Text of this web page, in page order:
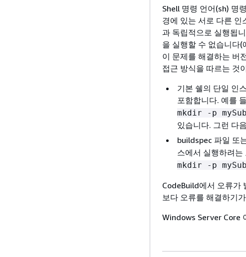
Shell 명령 언어(sh) 명
경에 있는 서로 다른 인
과 독립적으로 실행됩
을 실행할 수 없습니다
이 문제를 해결하는 버
접근 방식을 따르는 것
기본 쉘의 단일 인
포함합니다. 예를
mkdir -p
있습니다. 그런 다
buildspec 파일 또
스에서 실행하려
mkdir -p
CodeBuild에서 오류가
보다 오류를 해결하기
Windows Server Core